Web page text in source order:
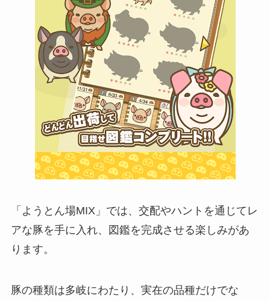
「ようとん場MIX」では、交配やハントを通じてレ
アな豚を手に入れ、図鑑を完成させる楽しみがあ
ります。
豚の種類は多岐にわたり、実在の品種だけでな